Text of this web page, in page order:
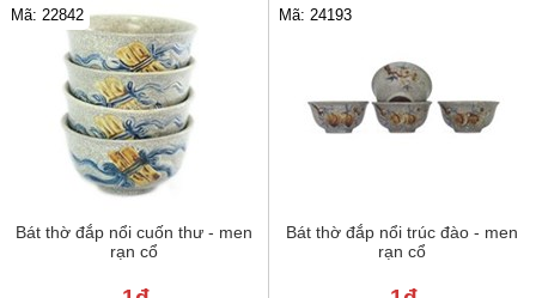
Bát thờ đắp nổi cuốn thư - men
rạn cổ
Mã: 22842
Bát thờ đắp nổi trúc đào - men
rạn cổ
Mã: 24193